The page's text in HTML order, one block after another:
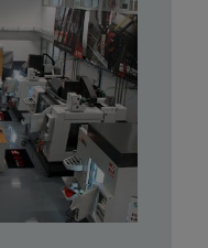
with 40
x 457 mm. /
dpi.
15
mm and 7
prototypes.